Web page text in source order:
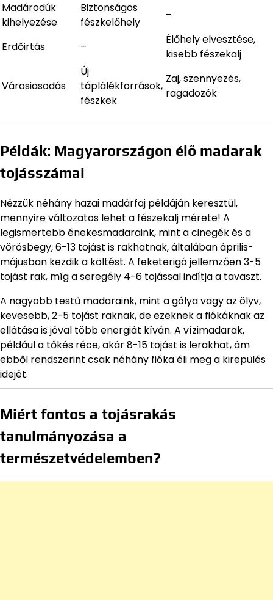
Madárodúk
kihelyezése
Biztonságos
fészkelőhely
–
Erdőirtás –
Élőhely elvesztése,
kisebb fészekalj
Városiasodás
Új
táplálékforrások,
fészkek
Zaj, szennyezés,
ragadozók
Példák: Magyarországon élő madarak
tojásszámai
Nézzük néhány hazai madárfaj példáján keresztül,
mennyire változatos lehet a fészekalj mérete! A
legismertebb énekesmadaraink, mint a cinegék és a
vörösbegy, 6-13 tojást is rakhatnak, általában április-
májusban kezdik a költést. A feketerigó jellemzően 3-5
tojást rak, míg a seregély 4-6 tojással indítja a tavaszt.
A nagyobb testű madaraink, mint a gólya vagy az ölyv,
kevesebb, 2-5 tojást raknak, de ezeknek a fiókáknak az
ellátása is jóval több energiát kíván. A vízimadarak,
például a tőkés réce, akár 8-15 tojást is lerakhat, ám
ebből rendszerint csak néhány fióka éli meg a kirepülés
idejét.
Miért fontos a tojásrakás
tanulmányozása a
természetvédelemben?